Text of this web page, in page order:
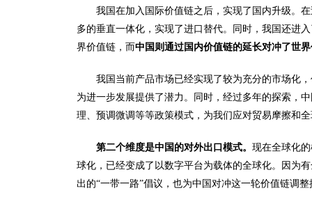
我国在加入国际价值链之后，实现了国内升级。
多的垂直一体化，实现了进口替代。同时，我国还进
界价值链，而中国则通过国内价值链的延长对冲了世
我国当前产品市场已经实现了较为充分的市场化
为进一步发展提供了潜力。同时，经过多年的探索，
理、预调微调等等政策模式，为我们应对贸易摩擦和
第二个维度是中国的对外出口模式。 现在全球化
球化，已经变成了以数字平台为载体的全球化。因为
出的“一带一路”倡议，也为中国对冲这一轮价值链调